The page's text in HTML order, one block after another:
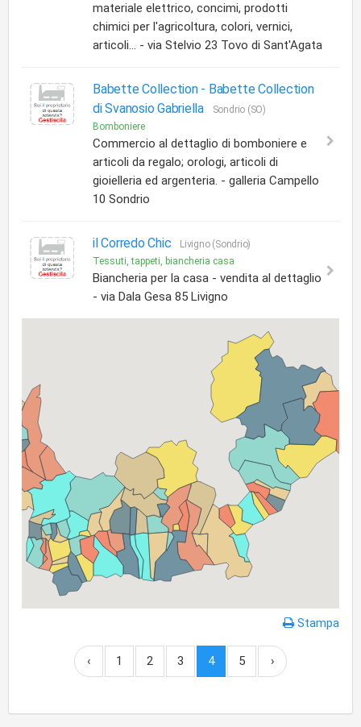
materiale elettrico, concimi, prodotti
chimici per l'agricoltura, colori, vernici,
articoli... - via Stelvio 23 Tovo di Sant'Agata
Babette Collection - Babette Collection
di Svanosio Gabriella
Sondrio (SO)
Bomboniere
Commercio al dettaglio di bomboniere e
articoli da regalo; orologi, articoli di
gioielleria ed argenteria. - galleria Campello
10 Sondrio
il Corredo Chic
Livigno (Sondrio)
Tessuti, tappeti, biancheria casa
Biancheria per la casa - vendita al dettaglio
- via Dala Gesa 85 Livigno
Stampa
‹ 1 2 3 4 5 ›